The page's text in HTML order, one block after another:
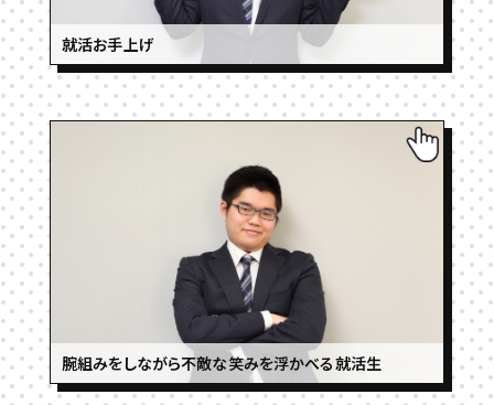
就活お手上げ
腕組みをしながら不敵な笑みを浮かべる就活生